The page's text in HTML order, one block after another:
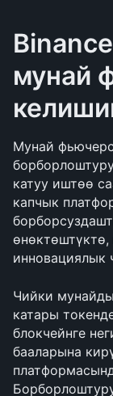
мунай
Мунай
катуу иштөө
капчык
өнөктөштүктө,
инновациялык
Чийки
катары
блокчейнге
бааларына